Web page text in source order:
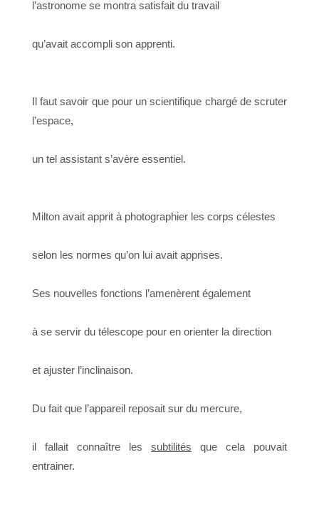
l’astronome se montra satisfait du travail
qu’avait accompli son apprenti.
Il faut savoir que pour un scientifique chargé de scruter
l’espace,
un tel assistant s’avère essentiel.
Milton avait apprit à photographier les corps célestes
selon les normes qu’on lui avait apprises.
Ses nouvelles fonctions l’amenèrent également
à se servir du télescope pour en orienter la direction
et ajuster l’inclinaison.
Du fait que l’appareil reposait sur du mercure,
il fallait connaître les subtilités que cela pouvait
entrainer.